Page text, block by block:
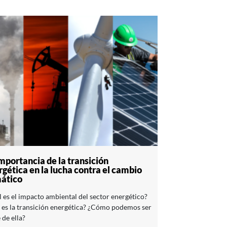
de la transición
en la lucha contra el cambio
es el impacto ambiental del sector energético?
es la transición energética? ¿Cómo podemos ser
ella?